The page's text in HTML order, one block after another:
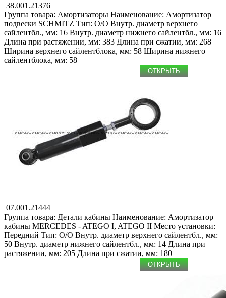
38.001.21376
Группа товара: Амортизаторы Наименование: Амоpтизатоp
подвески SCHMITZ Тип: O/O Внутр. диаметр верхнего
сайлентбл., мм: 16 Внутр. диаметр нижнего сайлентбл., мм: 16
Длина при растяжении, мм: 383 Длина при сжатии, мм: 268
Ширина верхнего сайлентблока, мм: 58 Ширина нижнего
сайлентблока, мм: 58
ОТКРЫТЬ
07.001.21444
Группа товара: Детали кабины Наименование: Амортизатор
кабины MERCEDES - ATEGO I, ATEGO II Место установки:
Передний Тип: O/O Внутр. диаметр верхнего сайлентбл., мм:
50 Внутр. диаметр нижнего сайлентбл., мм: 14 Длина при
растяжении, мм: 205 Длина при сжатии, мм: 180
ОТКРЫТЬ